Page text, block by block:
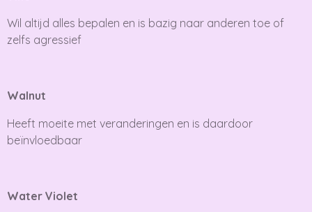
Wil altijd alles bepalen en is bazig naar anderen toe of
zelfs agressief
Walnut
Heeft moeite met veranderingen en is daardoor
beïnvloedbaar
Water Violet